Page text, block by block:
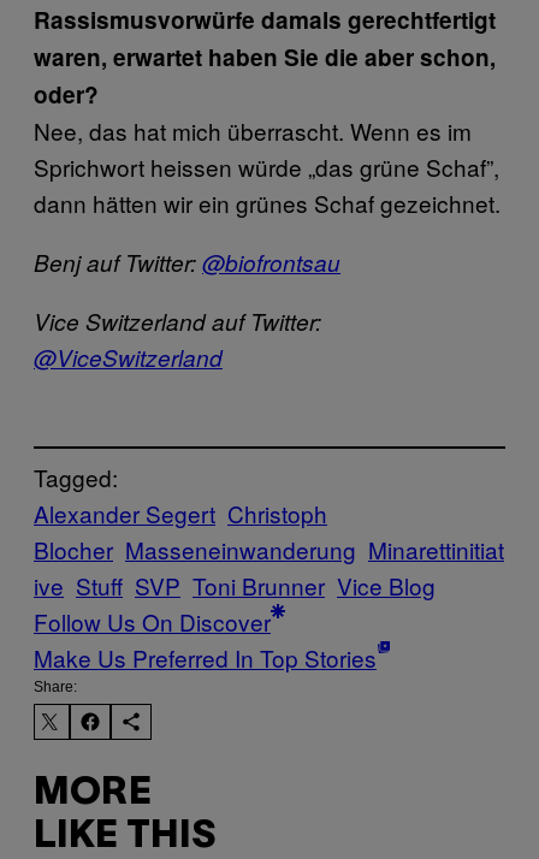
Rassismusvorwürfe damals gerechtfertigt
waren, erwartet haben Sie die aber schon,
oder?
Nee, das hat mich überrascht. Wenn es im
Sprichwort heissen würde „das grüne Schaf”,
dann hätten wir ein grünes Schaf gezeichnet.
Benj auf Twitter:@biofrontsau
Vice Switzerland auf Twitter:
@ViceSwitzerland
Tagged:
Alexander Segert Christoph
Blocher Masseneinwanderung Minarettinitiat
ive Stuff SVP Toni Brunner Vice Blog
Follow Us On Discover
Make Us Preferred In Top Stories
Share:
MORE
LIKE THIS